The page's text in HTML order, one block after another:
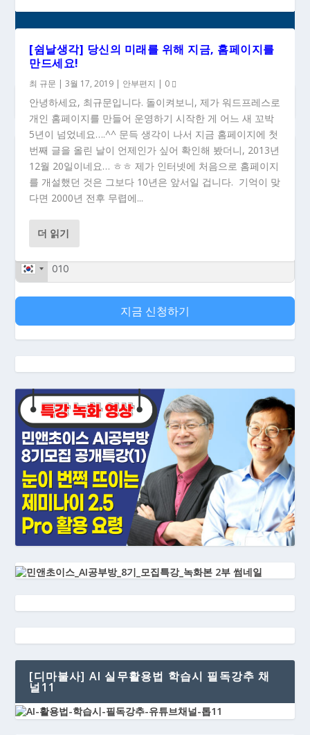
[쉼날생각] 당신의 미래를 위해 지금, 홈페이지를
만드세요!
최 규문 |3월 17, 2019 | 안부편지 | 0
안녕하세요, 최규문입니다. 돌이켜보니, 제가 워드프레스로
개인 홈페이지를 만들어 운영하기 시작한 게 어느 새 꼬박
5년이 넘었네요….^^ 문득 생각이 나서 지금 홈페이지에 첫
번째 글을 올린 날이 언제인가 싶어 확인해 봤더니, 2013년
12월 20일이네요… ㅎㅎ 제가 인터넷에 처음으로 홈페이지
를 개설했던 것은 그보다 10년은 앞서일 겁니다. 기억이 맞
다면 2000년 전후 무렵에...
더 읽기
### 새 글이 올라올 때 이메일로 받으시려면...
지금 신청하기
[디마불사] AI 실무활용법 학습시 필독강추 채
널11